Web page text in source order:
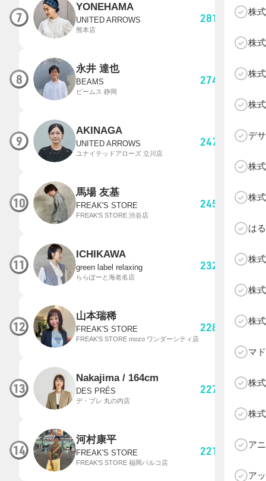
株
株
株
株
デ
株
株
は
株
株
株
マ
株
株
ア
ア
7
YONEHAMA
UNITED ARROWS
熊本店
281,934pt
8
永井 達也
BEAMS
ビームス 静岡
274,472pt
9
AKINAGA
UNITED ARROWS
ユナイテッドアローズ 立川店
247,271pt
10
馬場 友基
FREAK'S STORE
FREAK'S STORE 渋谷店
245,263pt
11
ICHIKAWA
green label relaxing
ららぽーと海老名店
232,988pt
12
山本瑞稀
FREAK'S STORE
FREAK'S STORE mozo ワンダーシティ店
228,676pt
13
Nakajima / 164cm
DES PRÉS
デ・プレ 丸の内店
227,109pt
14
河村康平
FREAK'S STORE
FREAK'S STORE 福岡パルコ店
221,319pt